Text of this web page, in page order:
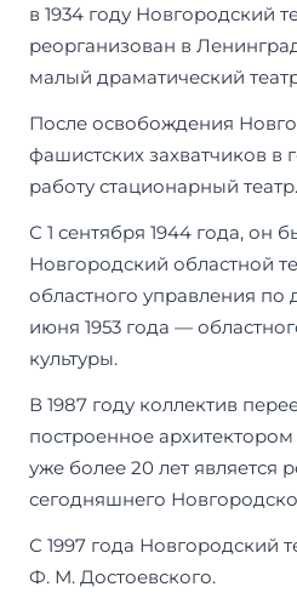
в 1934 году Новгородский
реорганизован в
малый драматический
После освобождения
фашистских захватчиков в
работу стационарный театр.
С 1 сентября 1944 года, он
Новгородский областной
областного управления по
июня 1953 года —
культуры.
В 1987 году коллектив
построенное
уже более 20 лет
сегодняшнего
С 1997 года Новгородский
Ф. М. Достоевского.